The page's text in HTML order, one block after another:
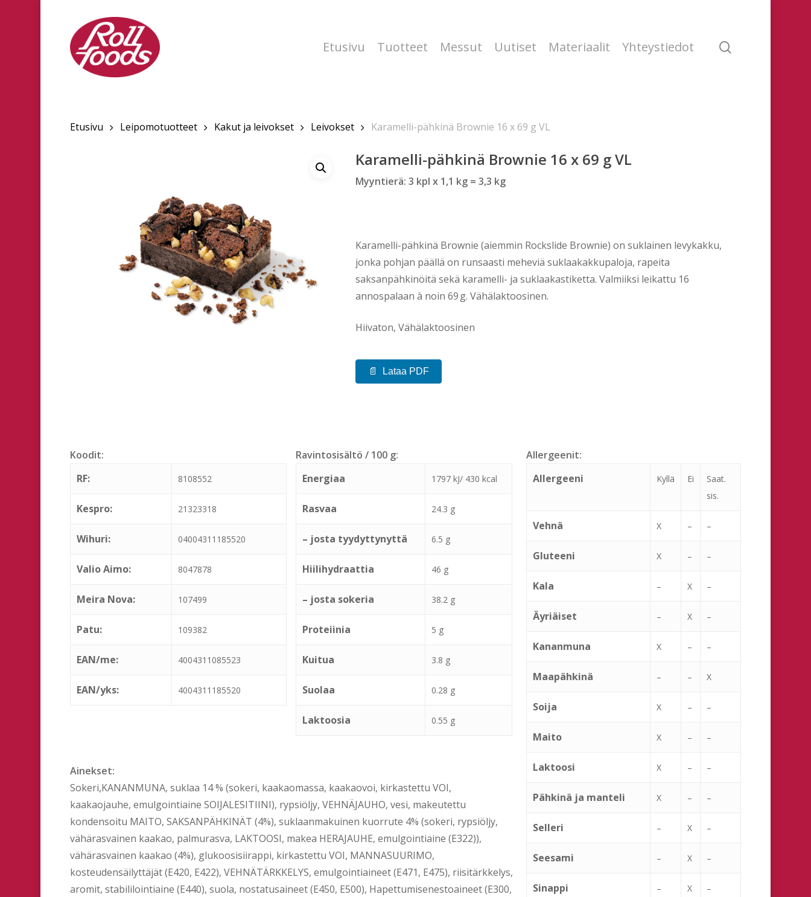
Etusivu Tuotteet Messut Uutiset Materiaalit Yhteystiedot
Etusivu Leipomotuotteet Kakut ja leivokset Leivokset Karamelli-pähkinä Brownie 16 x 69 g VL
Karamelli-pähkinä Brownie 16 x 69 g VL
Myyntierä: 3 kpl x 1,1 kg = 3,3 kg
Karamelli-pähkinä Brownie (aiemmin Rockslide Brownie) on suklainen levykakku,
jonka pohjan päällä on runsaasti meheviä suklaakakkupaloja, rapeita
saksanpähkinöitä sekä karamelli- ja suklaakastiketta. Valmiiksi leikattu 16
annospalaan à noin 69 g. Vähälaktoosinen.
Hiivaton, Vähälaktoosinen
Lataa PDF
Koodit:
RF:
8108552
Kespro: 21323318
Wihuri: 04004311185520
Valio Aimo: 8047878
Meira Nova: 107499
Patu: 109382
EAN/me: 4004311085523
EAN/yks: 4004311185520
Ravintosisältö / 100 g:
Energiaa
1797 kJ/ 430 kcal
Rasvaa 24.3 g
– josta tyydyttynyttä 6.5 g
Hiilihydraattia 46 g
– josta sokeria 38.2 g
Proteiinia 5 g
Kuitua 3.8 g
Suolaa 0.28 g
Laktoosia 0.55 g
Ainekset:
Sokeri,KANANMUNA, suklaa 14 % (sokeri, kaakaomassa, kaakaovoi, kirkastettu VOI,
kaakaojauhe, emulgointiaine SOIJALESITIINI), rypsiöljy, VEHNÄJAUHO, vesi, makeutettu
kondensoitu MAITO, SAKSANPÄHKINÄT (4%), suklaanmakuinen kuorrute 4% (sokeri, rypsiöljy,
vähärasvainen kaakao, palmurasva, LAKTOOSI, makea HERAJAUHE, emulgointiaine (E322)),
vähärasvainen kaakao (4%), glukoosisiirappi, kirkastettu VOI, MANNASUURIMO,
kosteudensäilyttäjät (E420, E422), VEHNÄTÄRKKELYS, emulgointiaineet (E471, E475), riisitärkkelys,
aromit, stabililointiaine (E440), suola, nostatusaineet (E450, E500), Hapettumisenestoaineet (E300,
Allergeenit:
Allergeeni
Kyllä Ei
Saat.
sis.
Vehnä X – –
Gluteeni X – –
Kala – X –
Äyriäiset – X –
Kananmuna X – –
Maapähkinä – – X
Soija X – –
Maito X – –
Laktoosi X – –
Pähkinä ja manteli X – –
Selleri – X –
Seesami – X –
Sinappi – X –